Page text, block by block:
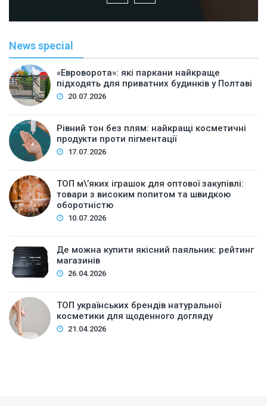
News special
«Евроворота»: які паркани найкраще
підходять для приватних будинків у Полтаві
20.07.2026
Рівний тон без плям: найкращі косметичні
продукти проти пігментації
17.07.2026
ТОП м\’яких іграшок для оптової закупівлі:
товари з високим попитом та швидкою
оборотністю
10.07.2026
Де можна купити якісний паяльник: рейтинг
магазинів
26.04.2026
ТОП українських брендів натуральної
косметики для щоденного догляду
21.04.2026